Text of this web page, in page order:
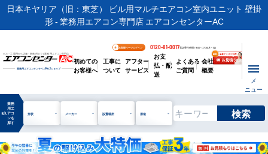
日本キヤリア（旧：東芝） ビル用マルチエアコン室内ユニット 壁掛
形 - 業務用エアコン専門店 エアコンセンターAC
ビル・工場用から店舗・事務所まで | 業務用エアコン専門店
業務用エアコンオンラインNo.1ショップ
お客様ページログイン 0120-81-0017電話受付時間 / 9:00～17:30(月～金)
初めての
お客様へ
工事に
ついて
アフター
サービス
お支
払・配
送
よくある
ご質問
会社
概要
メ
ニュー
manage_search
業務
用エ
アコ
ンを
探す
形状 メーカー 設置場所 用途 検索